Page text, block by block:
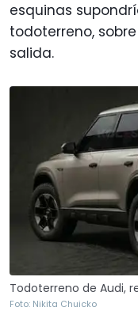
esquinas
todoterreno,
salida.
Todoterreno de Audi,
Foto: Nikita Chuicko